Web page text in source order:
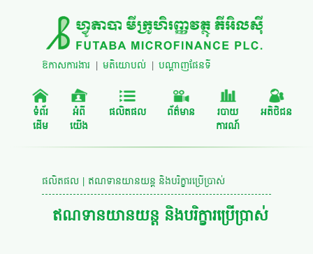
ឱកាសការងារ | មតិយោបល់ | បណ្តាញផែនទី
ទំព័រ
ដើម
អំពី
យើង
ផលិតផល ព័ត៌មាន
របាយ
ការណ៍
អតិថិជន
ផលិតផល | ឥណទានយានយន្ត និងបរិក្ខារប្រើប្រាស់
ឥណទានយានយន្ត និងបរិក្ខារប្រើប្រាស់